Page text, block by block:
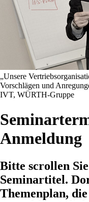
„Unsere
Vorschlägen und
IVT, WÜRTH-Gruppe
Anmeldung
Bitte scrollen
Seminartitel.
Themenplan,